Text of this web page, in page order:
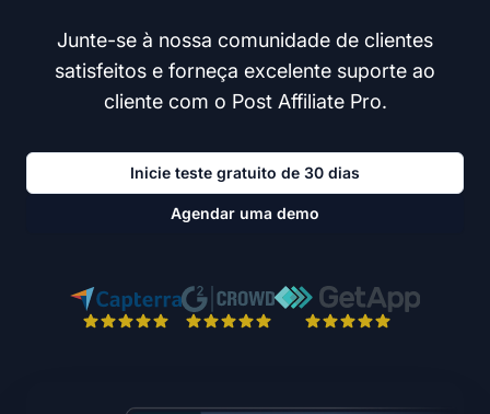
Junte-se à nossa comunidade de clientes
satisfeitos e forneça excelente suporte ao
cliente com o Post Affiliate Pro.
Inicie teste gratuito de 30 dias
Agendar uma demo